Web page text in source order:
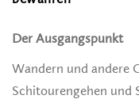
Der Ausgangspunkt
Wandern und andere
Schitourengehen und